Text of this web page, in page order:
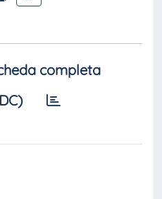
completa